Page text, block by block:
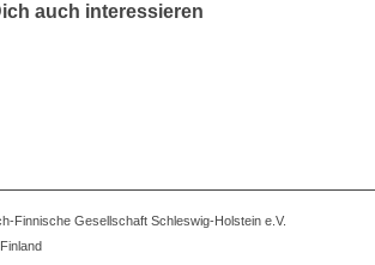
auch interessieren
Finnische Gesellschaft Schleswig-Holstein e.V.